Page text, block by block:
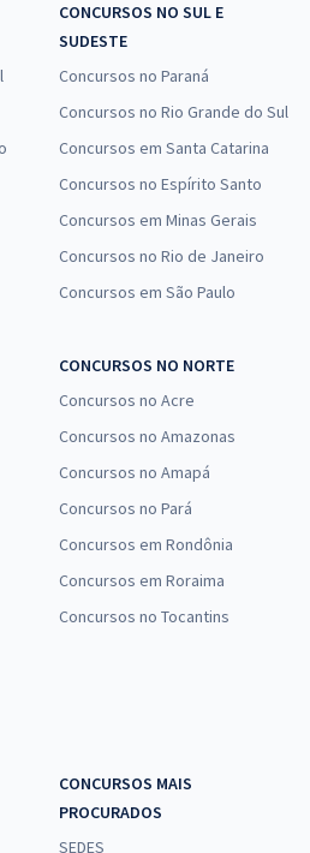
CONCURSOS NO SUL E
SUDESTE
Concursos no Paraná
Concursos no Rio Grande do Sul
Concursos em Santa Catarina
Concursos no Espírito Santo
Concursos em Minas Gerais
Concursos no Rio de Janeiro
Concursos em São Paulo
CONCURSOS NO NORTE
Concursos no Acre
Concursos no Amazonas
Concursos no Amapá
Concursos no Pará
Concursos em Rondônia
Concursos em Roraima
Concursos no Tocantins
CONCURSOS MAIS
PROCURADOS
SEDES